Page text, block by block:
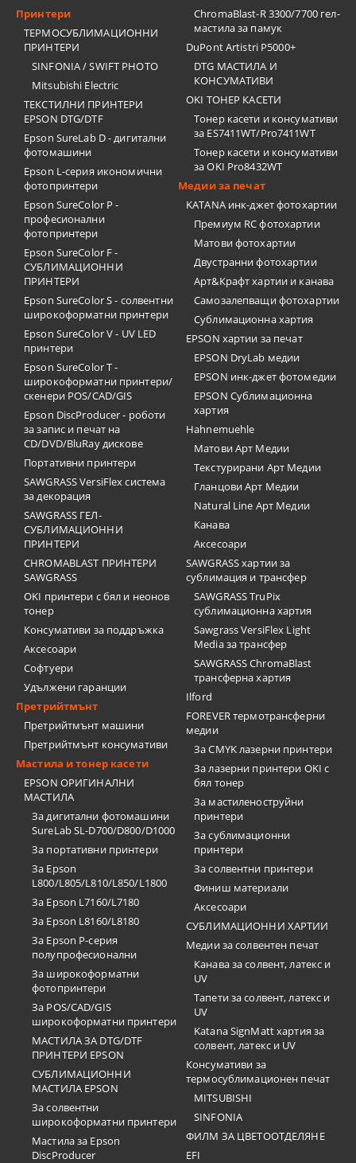
Принтери
ТЕРМОСУБЛИМАЦИОННИ
ПРИНТЕРИ
SINFONIA / SWIFT PHOTO
Mitsubishi Electric
ТЕКСТИЛНИ ПРИНТЕРИ
EPSON DTG/DTF
Epson SureLab D - дигитални
фотомашини
Epson L-серия икономични
фотопринтери
Epson SureColor P -
професионални
фотопринтери
Epson SureColor F -
СУБЛИМАЦИОННИ
ПРИНТЕРИ
Epson SureColor S - солвентни
широкоформатни принтери
Epson SureColor V - UV LED
принтери
Epson SureColor T -
широкоформатни принтери/
скенери POS/CAD/GIS
Epson DiscProducer - роботи
за запис и печат на
CD/DVD/BluRay дискове
Портативни принтери
SAWGRASS VersiFlex система
за декорация
SAWGRASS ГЕЛ-
СУБЛИМАЦИОННИ
ПРИНТЕРИ
CHROMABLAST ПРИНТЕРИ
SAWGRASS
OKI принтери с бял и неонов
тонер
Консумативи за поддръжка
Аксесоари
Софтуери
Удължени гаранции
Претрийтмънт
Претрийтмънт машини
Претрийтмънт консумативи
Мастила и тонер касети
EPSON ОРИГИНАЛНИ
МАСТИЛА
За дигитални фотомашини
SureLab SL-D700/D800/D1000
За портативни принтери
За Epson
L800/L805/L810/L850/L1800
За Epson L7160/L7180
За Epson L8160/L8180
За Epson P-серия
полупрофесионални
За широкоформатни
фотопринтери
За POS/CAD/GIS
широкоформатни принтери
МАСТИЛА ЗА DTG/DTF
ПРИНТЕРИ EPSON
СУБЛИМАЦИОННИ
МАСТИЛА EPSON
За солвентни
широкоформатни принтери
Мастила за Epson
DiscProducer
ChromaBlast-R 3300/7700 гел-
мастила за памук
DuPont Artistri P5000+
DTG МАСТИЛА И
КОНСУМАТИВИ
OKI ТОНЕР КАСЕТИ
Тонер касети и консумативи
за ES7411WT/Pro7411WT
Тонер касети и консумативи
за OKI Pro8432WT
Медии за печат
KATANA инк-джет фотохартии
Премиум RC фотохартии
Матови фотохартии
Двустранни фотохартии
Арт&Крафт хартии и канава
Самозалепващи фотохартии
Сублимационна хартия
EPSON хартии за печат
EPSON DryLab медии
EPSON инк-джет фотомедии
EPSON Сублимационна
хартия
Hahnemuehle
Матови Арт Медии
Текстурирани Арт Медии
Гланцови Арт Медии
Natural Line Арт Медии
Канава
Аксесоари
SAWGRASS хартии за
сублимация и трансфер
SAWGRASS TruPix
сублимационна хартия
Sawgrass VersiFlex Light
Media за трансфер
SAWGRASS ChromaBlast
трансферна хартия
Ilford
FOREVER термотрансферни
медии
За CMYK лазерни принтери
За лазерни принтери OKI с
бял тонер
За мастиленоструйни
принтери
За сублимационни
принтери
За солвентни принтери
Финиш материали
Аксесоари
СУБЛИМАЦИОННИ ХАРТИИ
Медии за солвентен печат
Канава за солвент, латекс и
UV
Тапети за солвент, латекс и
UV
Katana SignMatt хартия за
солвент, латекс и UV
Консумативи за
термосублимационен печат
MITSUBISHI
SINFONIA
ФИЛМ ЗА ЦВЕТООТДЕЛЯНЕ
EFI